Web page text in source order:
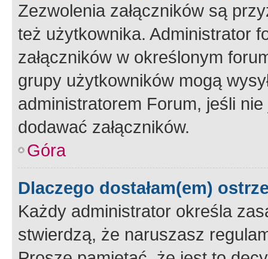
Zezwolenia załączników są
też użytkownika. Administrator
załączników w określonym
grupy użytkowników mogą
administratorem Forum, jeśli
dodawać załączników.
Góra
Dlaczego dostałam(em)
Każdy administrator określa
stwierdzą, że naruszasz